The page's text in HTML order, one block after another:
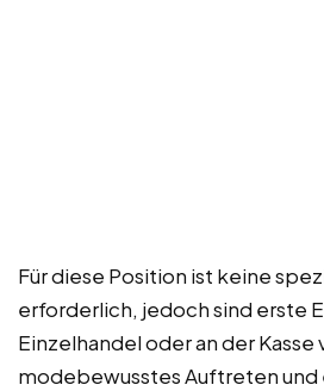
Für diese Position ist keine
erforderlich, jedoch sind erste
Einzelhandel oder an der Kasse
modebewusstes Auftreten und